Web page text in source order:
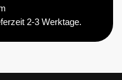
2-3 Werktage.